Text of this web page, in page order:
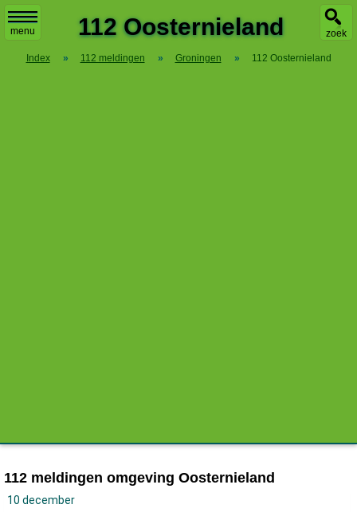
menu zoek
112 Oosternieland
Index » 112 meldingen » Groningen » 112 Oosternieland
112 meldingen omgeving Oosternieland
10 december